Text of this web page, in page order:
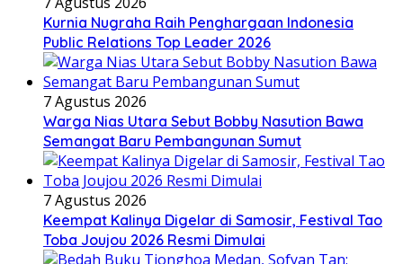
Kurnia Nugraha Raih Penghargaan Indonesia
Public Relations Top Leader 2026
7 Agustus 2026
Warga Nias Utara Sebut Bobby Nasution Bawa
Semangat Baru Pembangunan Sumut
7 Agustus 2026
Keempat Kalinya Digelar di Samosir, Festival Tao
Toba Joujou 2026 Resmi Dimulai